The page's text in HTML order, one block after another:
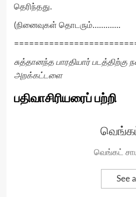
தெரிந்தது.
(நினைவுகள் தொடரும்………….
சுத்தானந்த பாரதியார் படத்திற்கு
அறக்கட்டளை
பதிவாசிரியரைப் பற்றி
வெங்கட்
See